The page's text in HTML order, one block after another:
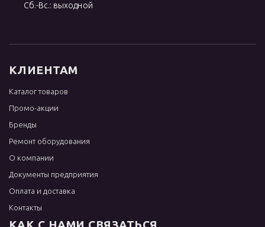
Сб.-Вс.: выходной
КЛИЕНТАМ
Каталог товаров
Промо-акции
Бренды
Ремонт оборудования
О компании
Документы предприятия
Оплата и доставка
Контакты